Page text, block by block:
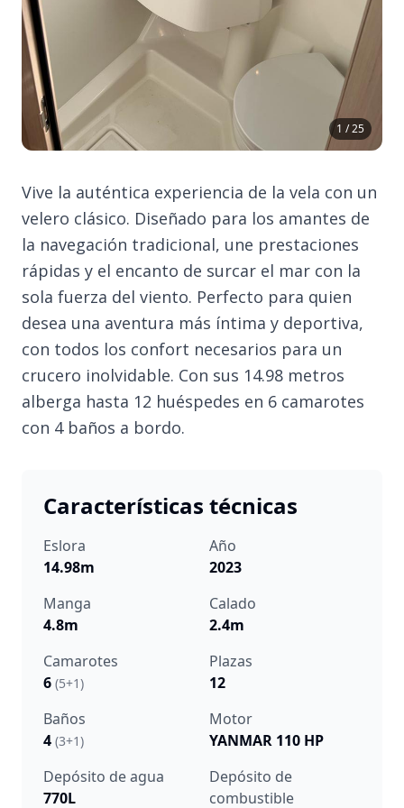
1 / 25
Vive la auténtica experiencia de la vela con un
velero clásico. Diseñado para los amantes de
la navegación tradicional, une prestaciones
rápidas y el encanto de surcar el mar con la
sola fuerza del viento. Perfecto para quien
desea una aventura más íntima y deportiva,
con todos los confort necesarios para un
crucero inolvidable. Con sus 14.98 metros
alberga hasta 12 huéspedes en 6 camarotes
con 4 baños a bordo.
Características técnicas
Eslora
14.98m
Año
2023
Manga
4.8m
Calado
2.4m
Camarotes
6 (5+1)
Plazas
12
Baños
4 (3+1)
Motor
YANMAR 110 HP
Depósito de agua
770L
Depósito de
combustible